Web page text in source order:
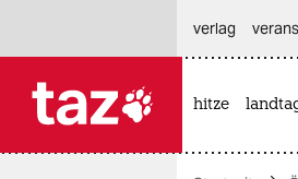
verlag
hitze